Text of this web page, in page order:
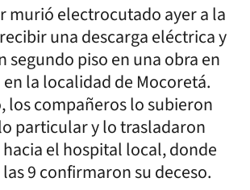
murió electrocutado ayer a la
una descarga eléctrica y
segundo piso en una obra en
la localidad de Mocoretá.
los compañeros lo subieron
particular y lo trasladaron
el hospital local, donde
9 confirmaron su deceso.